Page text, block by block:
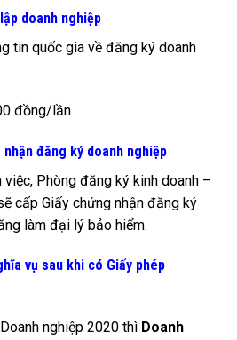
doanh nghiệp
tin quốc gia về đăng ký doanh
đồng/lần
đăng ký doanh nghiệp
Phòng đăng ký kinh doanh –
cấp Giấy chứng nhận đăng ký
làm đại lý bảo hiểm.
vụ sau khi có Giấy phép
nghiệp 2020 thì Doanh